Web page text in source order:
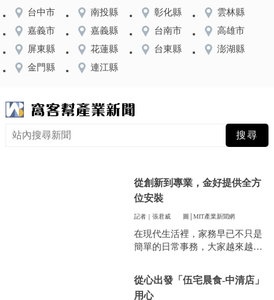
台中市
南投縣 彰化縣
雲林縣
嘉義市
嘉義縣 台南市
高雄市
屏東縣
花蓮縣 台東縣
澎湖縣
金門縣
連江縣
從創新到專業，金好提供全方
位安裝
記者｜張君威 圖│MIT產業新聞網
在現代生活裡，家務早已不只是
簡單的日常事務，大家越來越重
件看似小事卻常常讓人煩惱。像
是衣服太多、空間不夠，或是遇
到突然變天，曬衣服真的讓不少
從心出發「伍宅晨食-中清店」
用心